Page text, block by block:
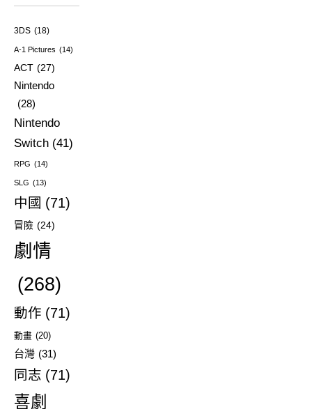
3DS (18)
A-1 Pictures (14)
ACT (27)
Nintendo
(28)
Nintendo
Switch (41)
RPG (14)
SLG (13)
中國 (71)
冒險 (24)
劇情
(268)
動作 (71)
動畫 (20)
台灣 (31)
同志 (71)
喜劇